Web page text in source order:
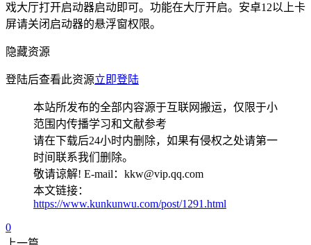
戏大厅打开启动器启动即可。功能在大厅开启。安卓12以上卡
屏请关闭启动器的悬浮窗权限。
隐藏资源
登陆后查看此资源立即登陆
本站所发布的全部内容源于互联网搬运，仅限于小
范围内传播学习和文献参考
请在下载后24小时内删除，如果有侵权之处请第一
时间联系我们删除。
敬请谅解! E-mail：kkw@vip.qq.com
本文链接：
https://www.kunkunwu.com/post/1291.html
0